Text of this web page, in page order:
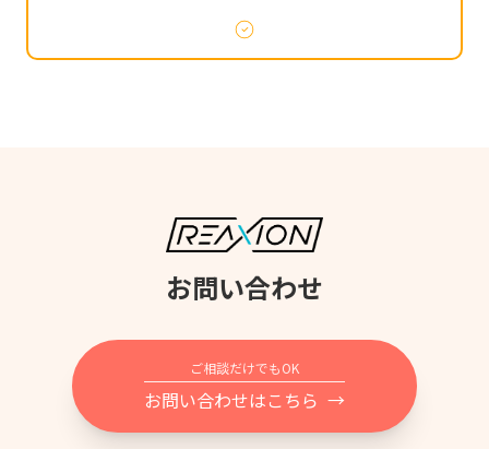
お問い合わせ
ご相談だけでもOK
お問い合わせはこちら →